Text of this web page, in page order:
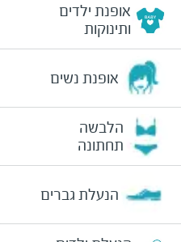
אופנת ילדים
ותינוקות
אופנת נשים
הלבשה
תחתונה
הנעלת גברים